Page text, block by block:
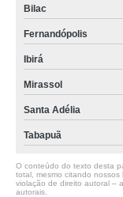
Bilac
Fernandópolis
Ibirá
Mirassol
Santa Adélia
Tabapuã
O conteúdo do texto desta
total, mesmo citando nossos
violação de direito autoral –
autorais